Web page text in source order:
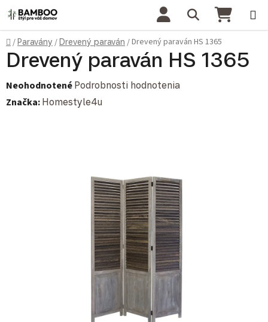
Prejsť na obsah Hľadať
Domov
/Paravány /Drevený paraván /Drevený paraván HS 1365
Drevený paraván HS 1365
Priemerné hodnotenie produktu je 0,0 z 5 hviezdičiek.
Neohodnotené Podrobnosti hodnotenia
Značka: Homestyle4u